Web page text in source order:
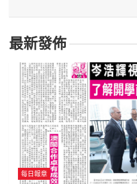
最新發佈
每日報章